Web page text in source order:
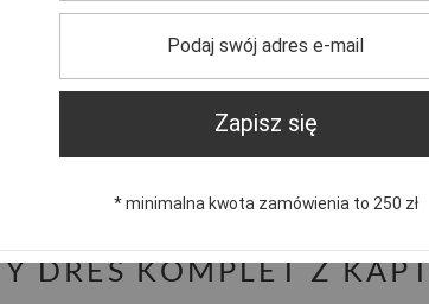
pomocy? Masz pytania?
niezwłocznie, najciekawsze pytania i odpowiedzi
DRES KOMPLET Z
Zapisz się
* minimalna kwota zamówienia to 250 zł